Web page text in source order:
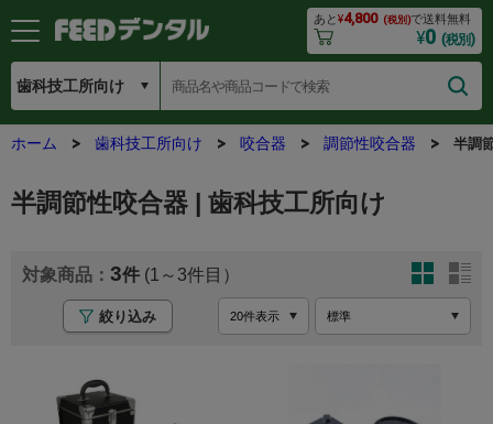
あと¥4,800 (税別)で送料無料
¥0 (税別)
ホーム 歯科技工所向け 咬合器 調節性咬合器 半調
半調節性咬合器 | 歯科技工所向け
3 (1～3
絞り込み